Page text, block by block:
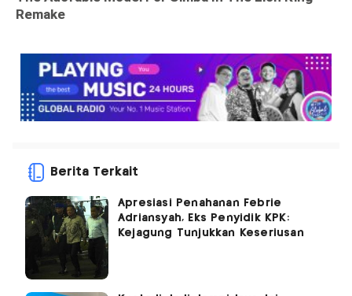
Berita Terkait
Apresiasi Penahanan Febrie
Adriansyah, Eks Penyidik KPK:
Kejagung Tunjukkan Keseriusan